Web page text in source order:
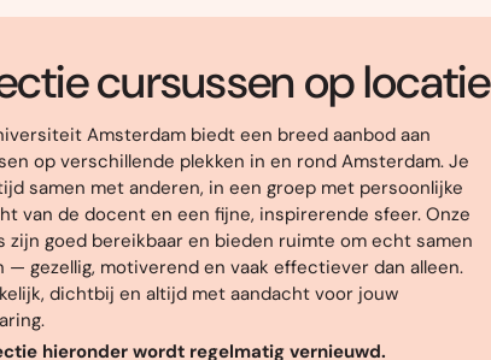
cursussen op locatie
Amsterdam biedt een breed aanbod aan
op verschillende plekken in en rond Amsterdam. Je
samen met anderen, in een groep met persoonlijke
van de docent en een fijne, inspirerende sfeer. Onze
zijn goed bereikbaar en bieden ruimte om echt samen
— gezellig, motiverend en vaak effectiever dan alleen.
dichtbij en altijd met aandacht voor jouw
hieronder wordt regelmatig vernieuwd.